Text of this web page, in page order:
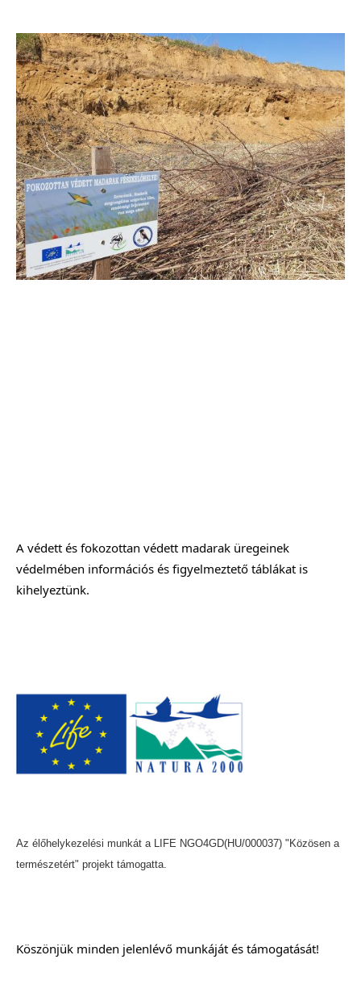
A védett és fokozottan védett madarak üregeinek
védelmében információs és figyelmeztető táblákat is
kihelyeztünk.
Az élőhelykezelési munkát a LIFE NGO4GD(HU/000037) "Közösen a
természetért" projekt támogatta.
Köszönjük minden jelenlévő munkáját és támogatását!